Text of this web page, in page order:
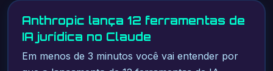
Anthropic lança 12 ferramentas de
IA jurídica no Claude
Em menos de 3 minutos você vai entender por